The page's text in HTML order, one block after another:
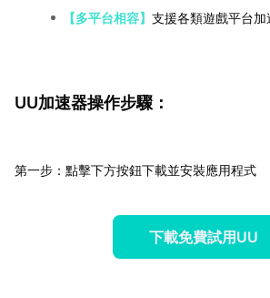
【多平台相容】 支援各類遊戲平台加
UU加速器操作步驟：
第一步：點擊下方按鈕下載並安裝應用程式
下載免費試用UU